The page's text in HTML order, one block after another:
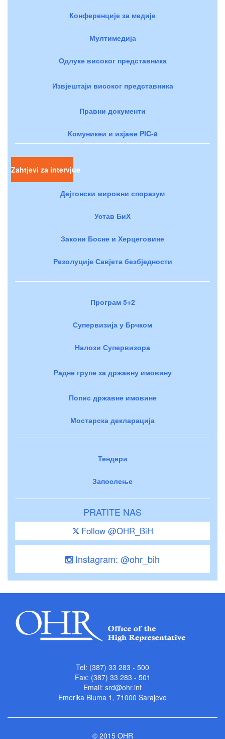
Конференције за медије
Мултимедија
Одлуке високог представника
Извјештаји високог представника
Правни документи
Комуникеи и изјаве PIC-a
Zahtjevi za intervjue
Дејтонски мировни споразум
Устав БиХ
Закони Босне и Херцеговине
Резолуције Савјета безбједности
Програм 5+2
Супервизија у Брчком
Налози Супервизора
Радне групе за државну имовину
Попис државне имовине
Мостарска декларација
Тендери
Запослење
PRATITE NAS
Follow @OHR_BiH
Instagram: @ohr_bih
Tel: (387) 33 283 - 500
Fax: (387) 33 283 - 501
Email: srd@ohr.int
Emerika Bluma 1, 71000 Sarajevo
© 2015 OHR